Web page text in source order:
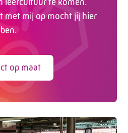
leercultuur te komen.
met mij op mocht jij hier
op maat